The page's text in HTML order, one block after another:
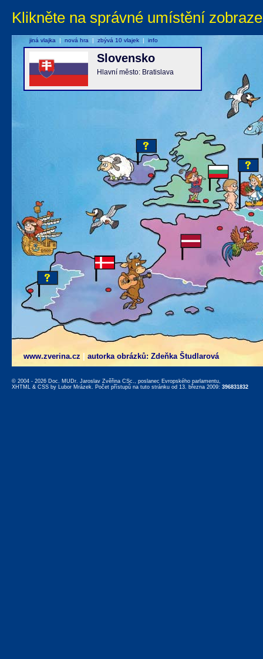
Klikněte na správné umístění
www.zverina.cz autorka obrázků: Zdeňka Študlarová
Slovensko
Hlavní město: Bratislava
jiná vlajka | nová hra | zbývá 10 vlajek | info
© 2004 - 2026 Doc. MUDr. Jaroslav Zvěřina CSc., poslanec Evropského parlamentu,
XHTML & CSS by Lubor Mrázek. Počet přístupů na tuto stránku od 13. března 2009: 396831832